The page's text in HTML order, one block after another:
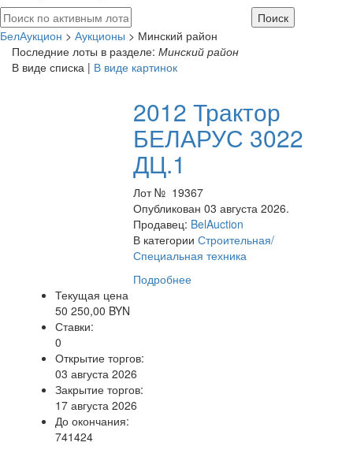
БелАукцион > Аукционы > Минский район
Последние лоты в разделе: Минский район
В виде списка | В виде картинок
2012 Трактор
БЕЛАРУС 3022
ДЦ.1
Лот № 19367
Опубликован 03 августа 2026.
Продавец: BelAuction
В категорииСтроительная/
Специальная техника
Подробнее
Текущая цена
50 250,00 BYN
Ставки:
0
Открытие торгов:
03 августа 2026
Закрытие торгов:
17 августа 2026
До окончания:
741424